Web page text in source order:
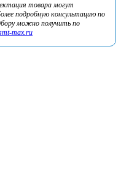
товара могут
подробную консультацию по
можно получить по
max.ru